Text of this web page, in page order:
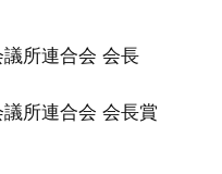
所連合会 会長
所連合会 会長賞